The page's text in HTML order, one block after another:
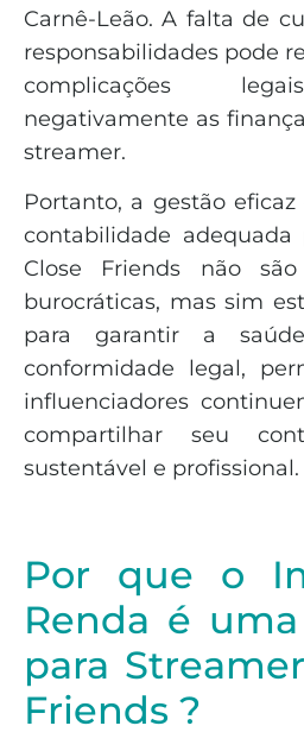
Carnê-Leão. A falta de
responsabilidades pode
complicações
negativamente as
streamer.
Portanto, a gestão
contabilidade adequada
Close Friends não
burocráticas, mas sim
para garantir a
conformidade legal,
influenciadores
compartilhar seu
sustentável e profissional.
Por que o
Renda é
para
Friends ?